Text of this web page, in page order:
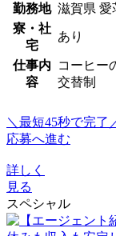
勤務地 滋賀県 愛
寮・社
宅
あり
仕事内
容
コーヒー
交替制
＼最短45秒で完了
応募へ進む
詳しく
見る
スペシャル